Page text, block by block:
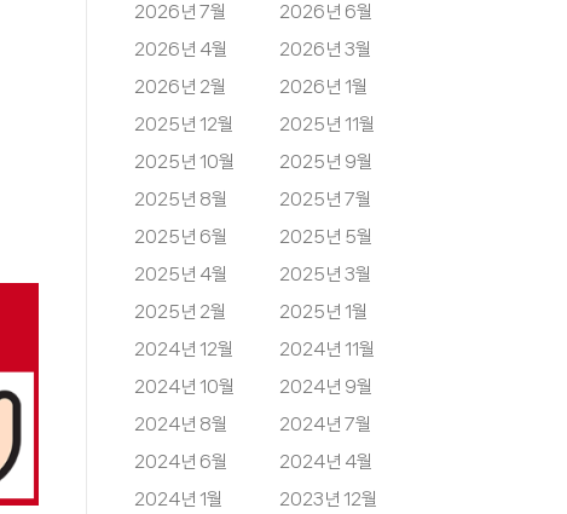
2026년 7월
2026년 6월
2026년 4월
2026년 3월
2026년 2월
2026년 1월
2025년 12월
2025년 11월
2025년 10월
2025년 9월
2025년 8월
2025년 7월
2025년 6월
2025년 5월
2025년 4월
2025년 3월
2025년 2월
2025년 1월
2024년 12월
2024년 11월
2024년 10월
2024년 9월
2024년 8월
2024년 7월
2024년 6월
2024년 4월
2024년 1월
2023년 12월